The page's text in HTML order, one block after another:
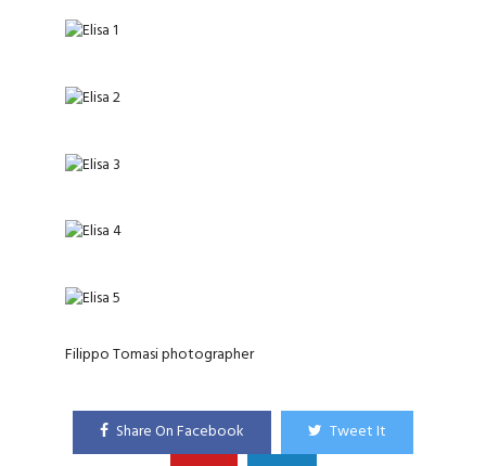
Filippo Tomasi photographer
Share On Facebook Tweet It